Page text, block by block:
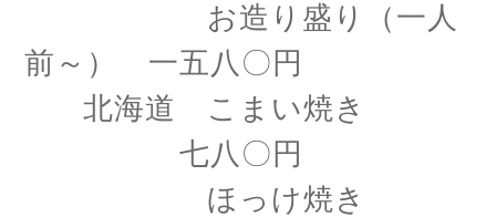
お造り盛り（一人
前～） 一五八〇円
北海道 こまい焼き
七八〇円
ほっけ焼き